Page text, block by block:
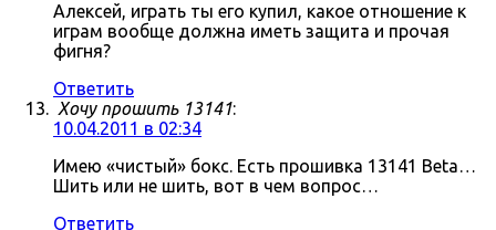
Алексей, играть ты его купил, какое отношение к
играм вообще должна иметь защита и прочая
фигня?
Ответить
Хочу прошить 13141:
10.04.2011 в 02:34
Имею «чистый» бокс. Есть прошивка 13141 Beta…
Шить или не шить, вот в чем вопрос…
Ответить